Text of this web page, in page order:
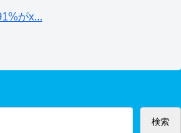
がx...
検索